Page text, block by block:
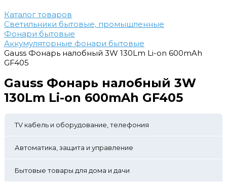
Каталог товаров
Светильники бытовые, промышленные
Фонари бытовые
Аккумуляторные фонари бытовые
Gauss Фонарь налобный 3W 130Lm Li-on 600mAh
GF405
Gauss Фонарь налобный 3W
130Lm Li-on 600mAh GF405
TV кабель и оборудование, телефония
Автоматика, защита и управление
Бытовые товары для дома и дачи